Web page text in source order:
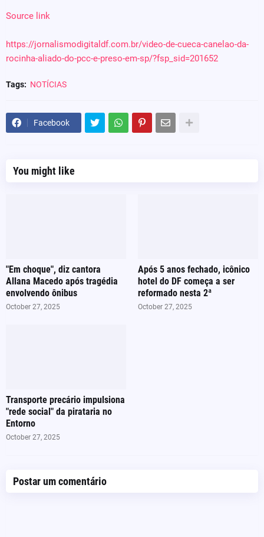
Source link
https://jornalismodigitaldf.com.br/video-de-cueca-canelao-da-
rocinha-aliado-do-pcc-e-preso-em-sp/?fsp_sid=201652
Tags: NOTÍCIAS
Facebook
You might like
"Em choque", diz cantora
Allana Macedo após tragédia
envolvendo ônibus
October 27, 2025
Após 5 anos fechado, icônico
hotel do DF começa a ser
reformado nesta 2ª
October 27, 2025
Transporte precário impulsiona
"rede social" da pirataria no
Entorno
October 27, 2025
Postar um comentário